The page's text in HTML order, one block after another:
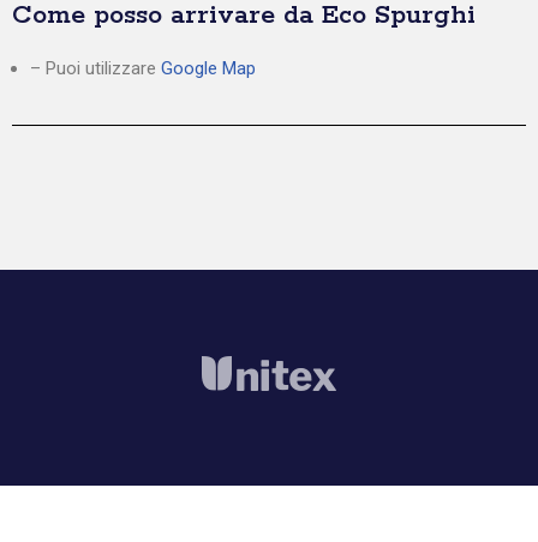
Come posso arrivare da Eco Spurghi
– Puoi utilizzare Google Map